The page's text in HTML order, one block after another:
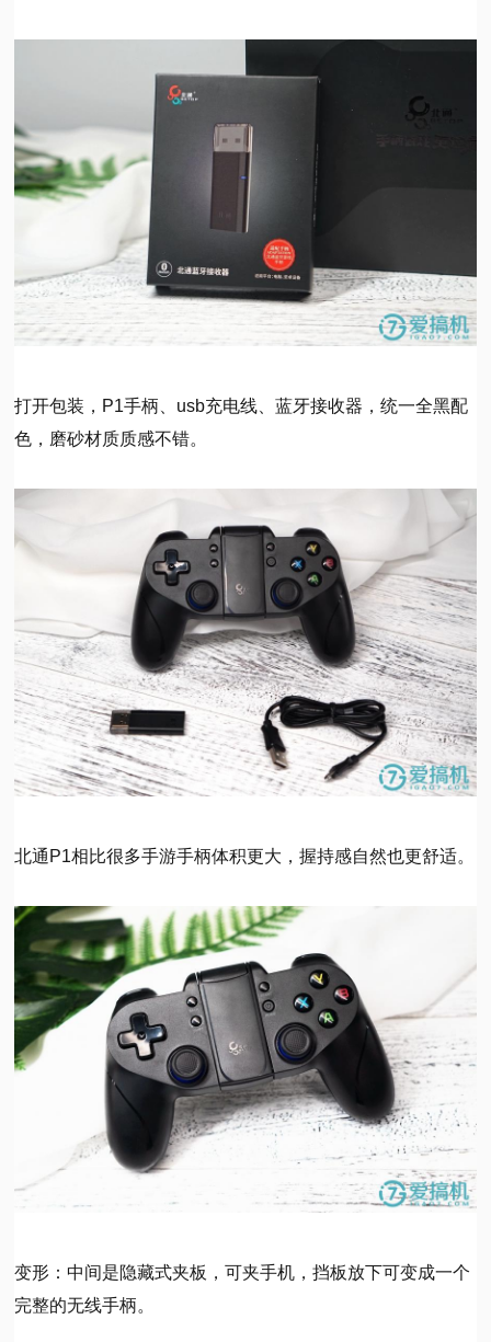
打开包装，P1手柄、usb充电线、蓝牙接收器，统一全黑配
色，磨砂材质质感不错。
北通P1相比很多手游手柄体积更大，握持感自然也更舒适。
变形：中间是隐藏式夹板，可夹手机，挡板放下可变成一个
完整的无线手柄。